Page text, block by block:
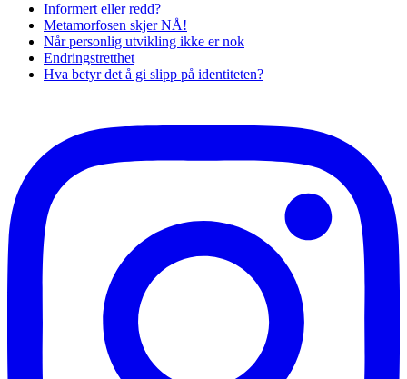
Informert eller redd?
Metamorfosen skjer NÅ!
Når personlig utvikling ikke er nok
Endringstretthet
Hva betyr det å gi slipp på identiteten?